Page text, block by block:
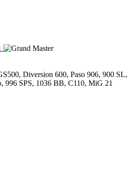
Diversion 600, Paso 906, 900 SL,
996 SPS, 1036 BB, C110, MiG 21